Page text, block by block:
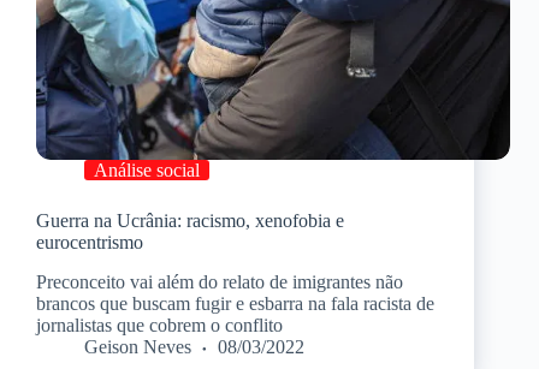
Análise social
Guerra na Ucrânia: racismo, xenofobia e
eurocentrismo
Preconceito vai além do relato de imigrantes não
brancos que buscam fugir e esbarra na fala racista de
jornalistas que cobrem o conflito
Geison Neves
08/03/2022